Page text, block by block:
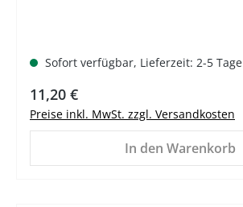
Sofort verfügbar, Lieferzeit: 2-5 Tage
Regulärer Preis:
11,20 €
Preise inkl. MwSt. zzgl. Versandkosten
In den Warenkorb